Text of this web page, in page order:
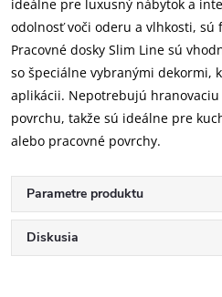
ideálne pre luxusný nábytok a
odolnosť voči oderu a vlhkosti, sú
Pracovné dosky Slim Line sú
so špeciálne vybranými dekormi,
aplikácii. Nepotrebujú
povrchu, takže sú ideálne pre
alebo pracovné povrchy.
Parametre produktu
Diskusia